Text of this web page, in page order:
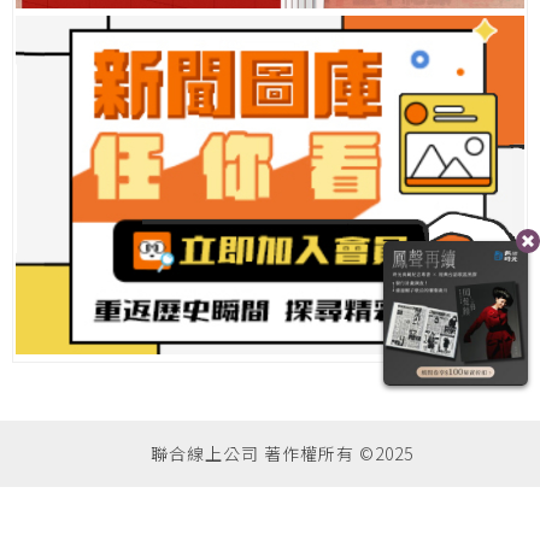
聯合線上公司 著作權所有 ©2025